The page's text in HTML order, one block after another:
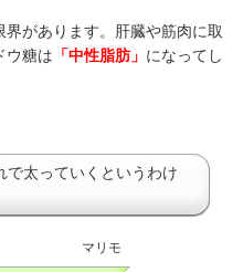
があります。肝臓や筋肉に取
ウ糖は 「中性脂肪」 になってし
で太っていくというわけ
マリモ